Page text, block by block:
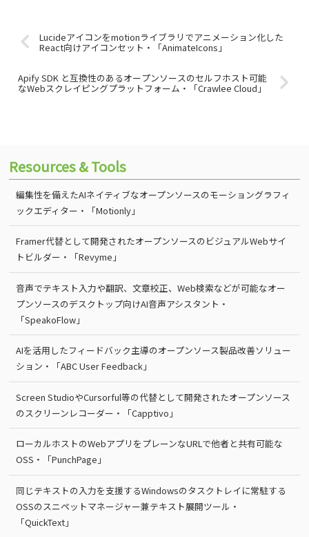
Lucideアイコンをmotionライブラリでアニメーション化した
React向けアイコンセット・「AnimateIcons」
Apify SDK と互換性のあるオープンソースのセルフホスト可能
なWebスクレイピングプラットフォーム・「Crawlee Cloud」
Resources & Tools
編集性を備えたAIネイティブなオープンソースのモーショングラフィ
ックエディター・「Motionly」
Framer代替として開発されたオープンソースのビジュアルWebサイ
トビルダー・「Revyme」
音声でテキスト入力や翻訳、文章校正、Web検索などが可能なオー
プンソースのデスクトップ向けAI音声アシスタント・
「SpeakoFlow」
AIを活用したフィードバック主導のオープンソース製品改善ソリュー
ション・「ABC User Feedback」
Screen StudioやCursorful等の代替として開発されたオープンソース
のスクリーンレコーダー・「Capptivo」
ローカルホストのWebアプリをプレーンなURLで他者と共有可能な
OSS・「PunchPage」
同じテキストの入力を支援するWindowsのタスクトレイに常駐する
OSSのスニペットマネージャー兼テキスト展開ツール・
「QuickText」